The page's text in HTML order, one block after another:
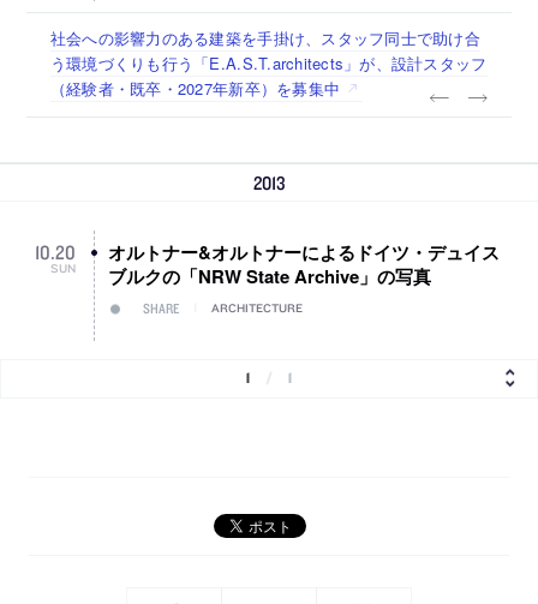
佐々木慧が主宰する「axonometric株式会社」が、設計スタ
ッフ（経験者・既卒・2027年新卒）を募集中
古民家を軸に全国で“価値循環の仕組み”を作り、リモートワ
ーク主体の働き方を実践する「株式会社つぎと」が、設計ス
タッフ（経験者・既卒）を募集中
リノベる株式会社が、設計パートナー (業務委託) を募集中
社会への影響力のある建築を手掛け、スタッフ同士で助け合
う環境づくりも行う「E.A.S.T.architects」が、設計スタッフ
（経験者・既卒・2027年新卒）を募集中
代官山を拠点に活動する「梅澤竜也 / ALA INC.」が、設計ス
タッフ・アルバイト・事務職を募集中
2013
10.20
SUN
オルトナー&オルトナーによるドイツ・デュイス
ブルクの「NRW State Archive」の写真
SHARE ARCHITECTURE
1 1